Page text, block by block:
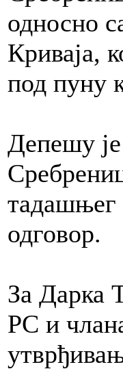
односно
Криваја,
под пуну
Депешу
тадашњег
одговор.
За Дарка
РС и